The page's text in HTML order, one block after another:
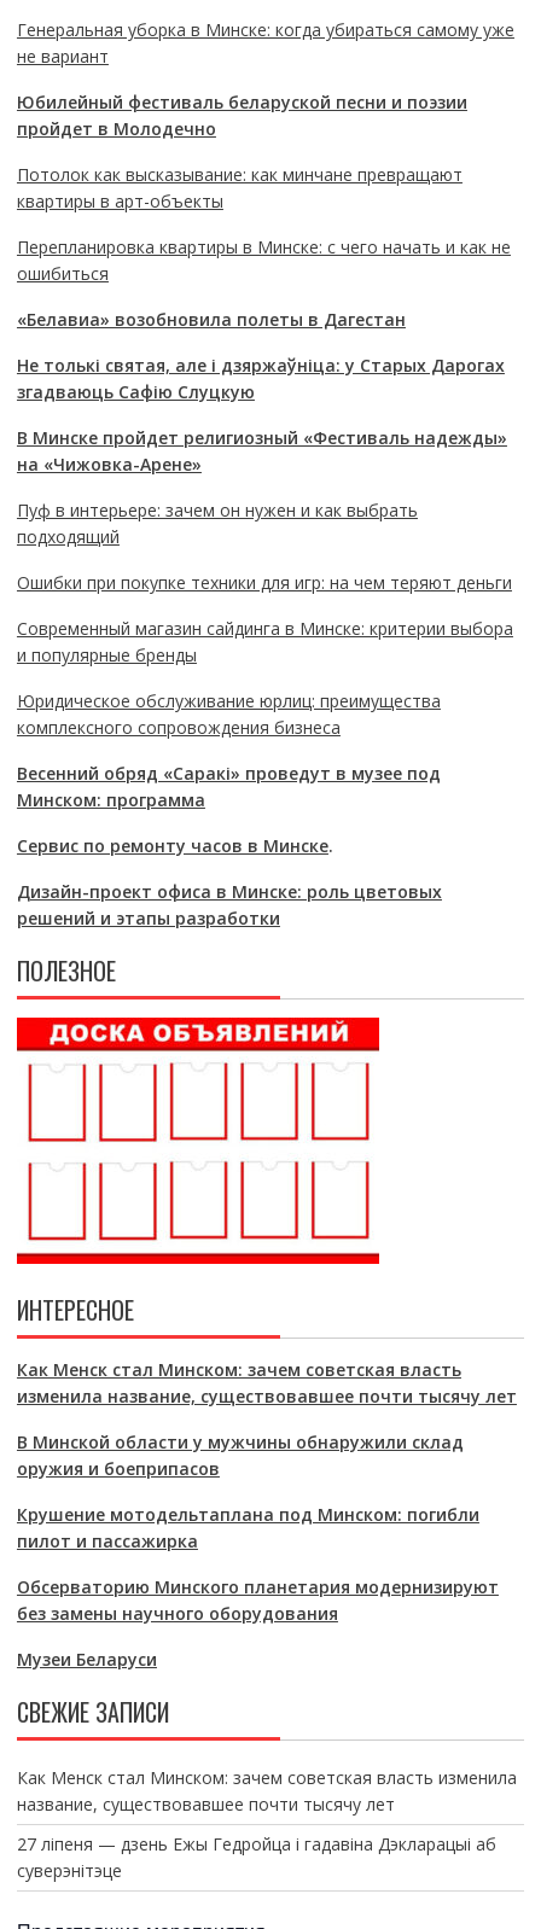
Генеральная уборка в Минске: когда убираться самому уже
не вариант
Юбилейный фестиваль беларуской песни и поэзии
пройдет в Молодечно
Потолок как высказывание: как минчане превращают
квартиры в арт-объекты
Перепланировка квартиры в Минске: с чего начать и как не
ошибиться
«Белавиа» возобновила полеты в Дагестан
Не толькі святая, але і дзяржаўніца: у Старых Дарогах
згадваюць Сафію Слуцкую
В Минске пройдет религиозный «Фестиваль надежды»
на «Чижовка-Арене»
Пуф в интерьере: зачем он нужен и как выбрать
подходящий
Ошибки при покупке техники для игр: на чем теряют деньги
Современный магазин сайдинга в Минске: критерии выбора
и популярные бренды
Юридическое обслуживание юрлиц: преимущества
комплексного сопровождения бизнеса
Весенний обряд «Саракі» проведут в музее под
Минском: программа
Сервис по ремонту часов в Минске.
Дизайн-проект офиса в Минске: роль цветовых
решений и этапы разработки
ПОЛЕЗНОЕ
ИНТЕРЕСНОЕ
Как Менск стал Минском: зачем советская власть
изменила название, существовавшее почти тысячу лет
В Минской области у мужчины обнаружили склад
оружия и боеприпасов
Крушение мотодельтаплана под Минском: погибли
пилот и пассажирка
Обсерваторию Минского планетария модернизируют
без замены научного оборудования
Музеи Беларуси
СВЕЖИЕ ЗАПИСИ
Как Менск стал Минском: зачем советская власть изменила
название, существовавшее почти тысячу лет
27 ліпеня — дзень Ежы Гедройца і гадавіна Дэкларацыі аб
суверэнітэце